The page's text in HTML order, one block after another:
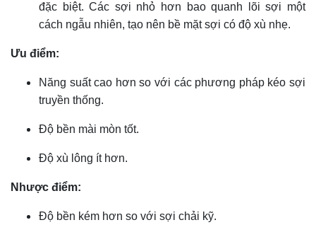
đặc biệt. Các sợi nhỏ hơn bao quanh lõi sợi một
cách ngẫu nhiên, tạo nên bề mặt sợi có độ xù nhẹ.
Ưu điểm:
Năng suất cao hơn so với các phương pháp kéo sợi
truyền thống.
Độ bền mài mòn tốt.
Độ xù lông ít hơn.
Nhược điểm:
Độ bền kém hơn so với sợi chải kỹ.